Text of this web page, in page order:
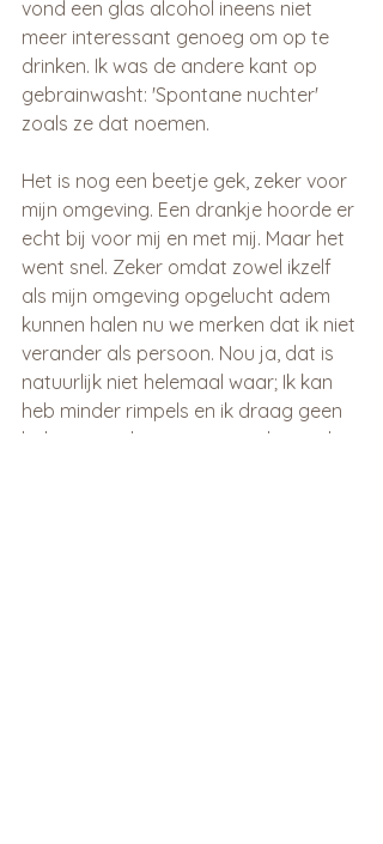
vond een glas alcohol ineens niet
meer interessant genoeg om op te
drinken. Ik was de andere kant op
gebrainwasht: 'Spontane nuchter'
zoals ze dat noemen.
Het is nog een beetje gek, zeker voor
mijn omgeving. Een drankje hoorde er
echt bij voor mij en met mij. Maar het
went snel. Zeker omdat zowel ikzelf
als mijn omgeving opgelucht adem
kunnen halen nu we merken dat ik niet
verander als persoon. Nou ja, dat is
natuurlijk niet helemaal waar; Ik kan
heb minder rimpels en ik draag geen
bril meer in de auto....maar daar valt